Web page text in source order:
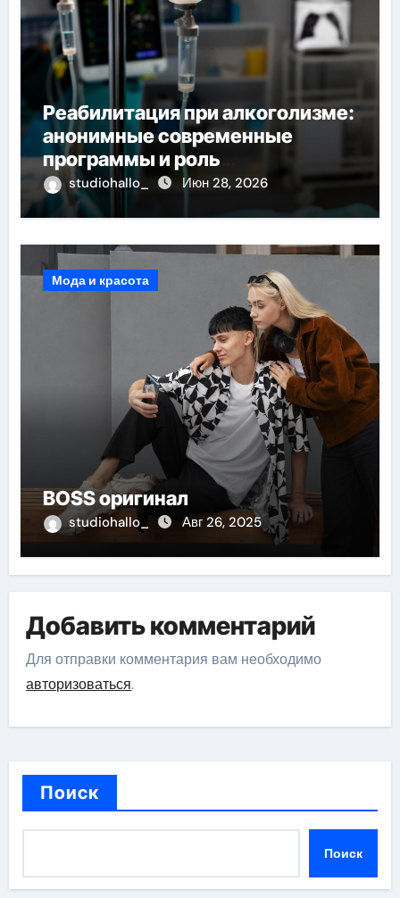
Реабилитация при алкоголизме:
анонимные современные
программы и роль
лицензированных врачей
studiohallo_ Июн 28, 2026
Мода и красота
BOSS оригинал
studiohallo_ Авг 26, 2025
Добавить комментарий
Для отправки комментария вам необходимо
авторизоваться.
Поиск
Поиск